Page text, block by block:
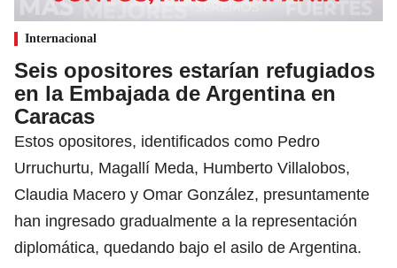
Internacional
Seis opositores estarían refugiados
en la Embajada de Argentina en
Caracas
Estos opositores, identificados como Pedro
Urruchurtu, Magallí Meda, Humberto Villalobos,
Claudia Macero y Omar González, presuntamente
han ingresado gradualmente a la representación
diplomática, quedando bajo el asilo de Argentina.